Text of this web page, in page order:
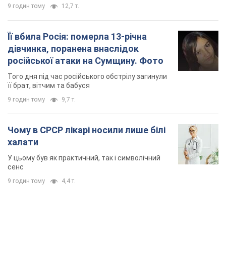
9 годин тому 12,7 т.
Її вбила Росія: померла 13-річна
дівчинка, поранена внаслідок
російської атаки на Сумщину. Фото
Того дня під час російського обстрілу загинули
її брат, вітчим та бабуся
9 годин тому 9,7 т.
Чому в СРСР лікарі носили лише білі
халати
У цьому був як практичний, так і символічний
сенс
9 годин тому 4,4 т.